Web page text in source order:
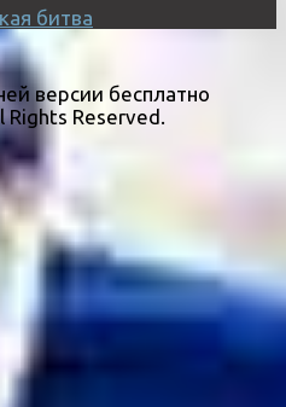
битва
версии бесплатно
Reserved.